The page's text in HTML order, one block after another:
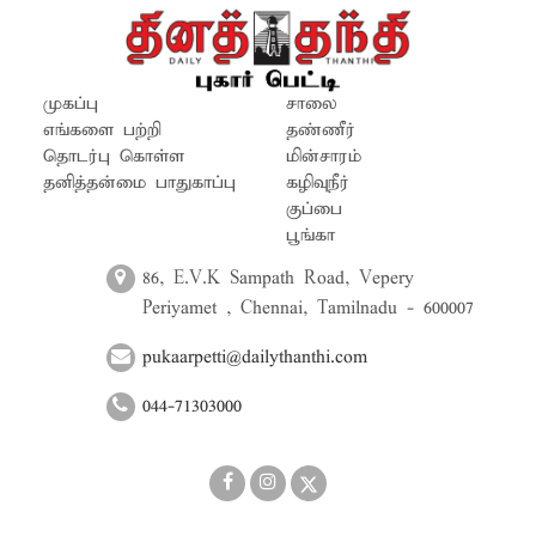
மேலும் சென்னை சாலையில் பல வர்த்தக
நிறுவனங்கள், கடைகளை திறக்க முடியாமல்
மூடியே வைத்திருக்கும்...
முகப்பு
எங்களை பற்றி
தொடர்பு கொள்ள
தனித்தன்மை பாதுகாப்பு
சாலை
தண்ணீர்
மின்சாரம்
கழிவுநீர்
குப்பை
பூங்கா
86, E.V.K Sampath Road, Vepery
Periyamet , Chennai, Tamilnadu - 600007
pukaarpetti@dailythanthi.com
044-71303000